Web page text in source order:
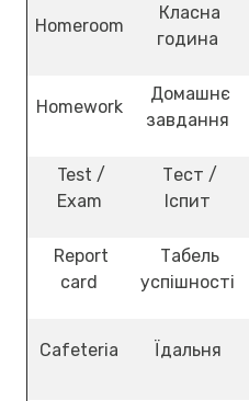
Homeroom
Класна
година
Homework
Домашнє
завдання
Test /
Exam
Тест /
Іспит
Report
card
Табель
успішності
Cafeteria Їдальня